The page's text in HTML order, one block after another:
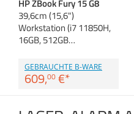
HP ZBook Fury 15 G8
39,6cm (15,6")
Workstation (i7 11850H,
16GB, 512GB…
GEBRAUCHTE B-WARE
609,00 €*